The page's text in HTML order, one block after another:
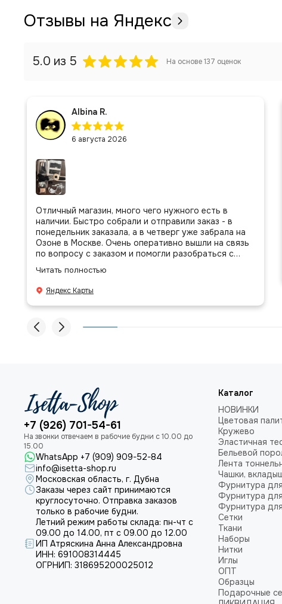
Отзывы на Яндекс
5.0 из 5 На основе137 оценок
Albina R.
6 августа 2026
Отличный магазин, много чего нужного есть в
наличии. Быстро собрали и отправили заказ - в
понедельник заказала, а в четверг уже забрала на
Озоне в Москве. Очень оперативно вышли на связь
по вопросу с заказом и помогли разобраться с
сложено, подписано и даже есть подарочек, очень
приятно. Спасибо большое команде!
Читать полностью
Яндекс Карты
+7 (926) 701-54-61
WhatsApp +7 (909) 909-52-84
info@isetta-shop.ru
Московская область, г. Дубна
Заказы через сайт принимаются
круглосуточно. Отправка заказов
только в рабочие будни.
Летний режим работы склада: пн-чт с
09.00 до 14.00, пт с 09.00 до 12.00
ИП Атряскина Анна Александровна
ИНН: 691008314445
ОГРНИП: 318695200025012
Каталог
НОВИНКИ
Цветовая
Кружево
Эластичная
Бельевой
Лента
Чашки,
Фурнитура
Фурнитура
Фурнитура
Сетки
Ткани
Наборы
Нитки
Иглы
ОПТ
Образцы
Подарочные